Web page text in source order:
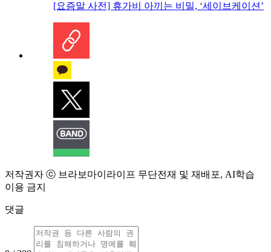
[요즘말 사전] 휴가비 아끼는 비밀, ‘세이브케이션’
저작권자 ⓒ 브라보마이라이프 무단전재 및 재배포, AI학습
이용 금지
댓글